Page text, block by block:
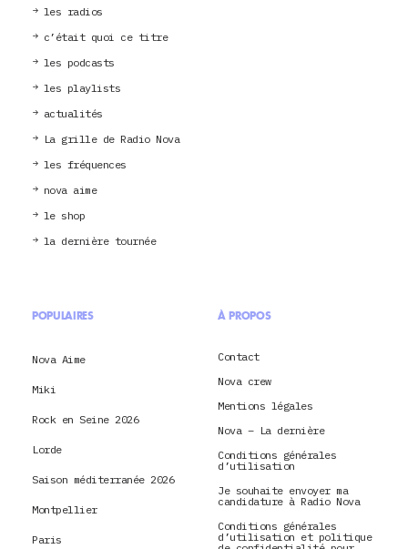
les radios
c’était quoi ce titre
les podcasts
les playlists
actualités
La grille de Radio Nova
les fréquences
nova aime
le shop
la dernière tournée
POPULAIRES
Nova Aime
Miki
Rock en Seine 2026
Lorde
Saison méditerranée 2026
Montpellier
Paris
À PROPOS
Contact
Nova crew
Mentions légales
Nova – La dernière
Conditions générales
d’utilisation
Je souhaite envoyer ma
candidature à Radio Nova
Conditions générales
d’utilisation et politique